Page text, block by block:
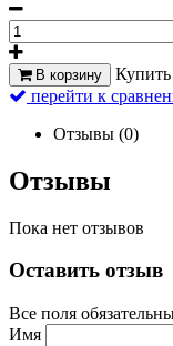
В корзину
перейти к
Отзывы (0)
Отзывы
Пока нет отзывов
Оставить отзыв
Все поля
Имя